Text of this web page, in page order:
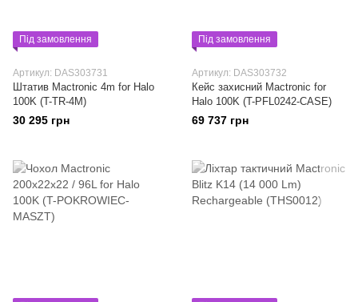
Під замовлення
Артикул: DAS303731
Штатив Mactronic 4m for Halo
100K (T-TR-4M)
30 295 грн
Під замовлення
Артикул: DAS303732
Кейс захисний Mactronic for
Halo 100K (T-PFL0242-CASE)
69 737 грн